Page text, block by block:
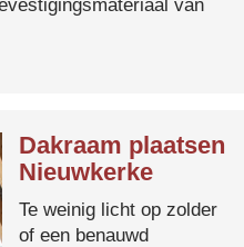
van
Dakraam plaatsen
Nieuwkerke
Te weinig licht op zolder
of een benauwd